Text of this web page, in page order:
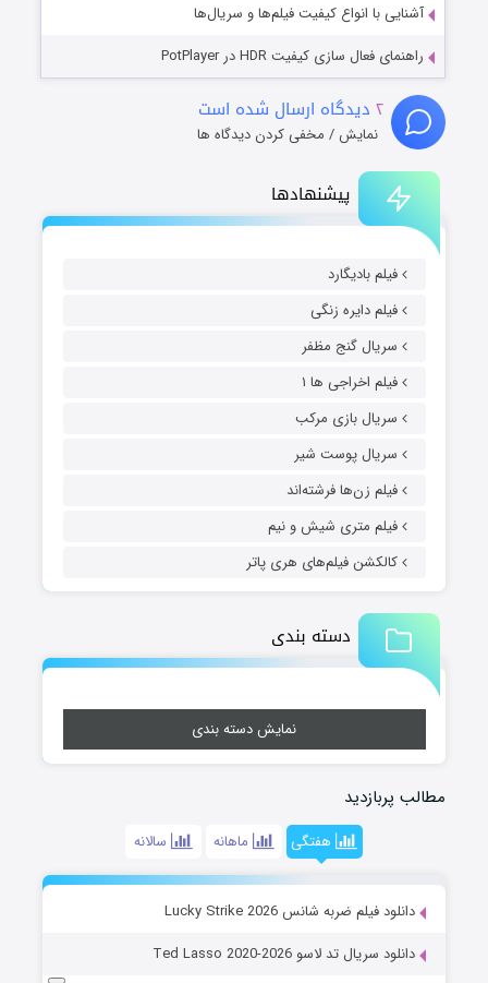
پیشنهادها
فیلم بادیگارد
فیلم دایره زنگی
سریال گنج مظفر
فیلم اخراجی ها ۱
سریال بازی مرکب
سریال پوست شیر
فیلم زن‌ها فرشته‌اند
فیلم متری شیش و نیم
کالکشن فیلم‌های هری پاتر
دسته بندی
نمایش دسته بندی
مطالب پربازدید
هفتگی ماهانه سالانه
دانلود فیلم ضربه شانس Lucky Strike 2026
دانلود سریال تد لاسو Ted Lasso 2020-2026
آشنایی با انواع کیفیت فیلم‌ها و سریال‌ها
راهنمای فعال سازی کیفیت HDR در PotPlayer
۲ دیدگاه ارسال شده است
نمایش / مخفی کردن دیدگاه ها